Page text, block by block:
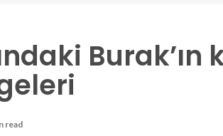
read